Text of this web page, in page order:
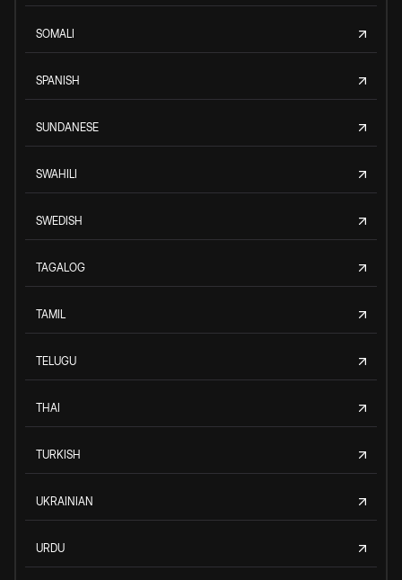
SOMALI
SPANISH
SUNDANESE
SWAHILI
SWEDISH
TAGALOG
TAMIL
TELUGU
THAI
TURKISH
UKRAINIAN
URDU